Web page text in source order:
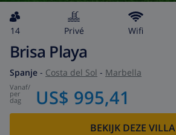
14 privé wifi
Brisa Playa
Spanje - Costa del Sol - Marbella
vanaf/
per
dag US$ 995,41
BEKIJK DEZE VILLA